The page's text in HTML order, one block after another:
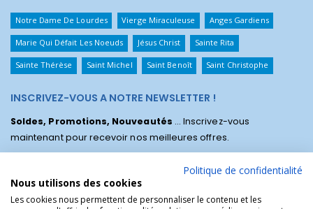
Notre Dame De Lourdes Vierge Miraculeuse Anges Gardiens
Marie Qui Défait Les Noeuds Jésus Christ Sainte Rita
Sainte Thérèse Saint Michel Saint Benoît Saint Christophe
INSCRIVEZ-VOUS A NOTRE NEWSLETTER !
Soldes, Promotions, Nouveautés ... Inscrivez-vous
maintenant pour recevoir nos meilleures offres.
Politique de confidentialité
Nous utilisons des cookies
Les cookies nous permettent de personnaliser le contenu et les